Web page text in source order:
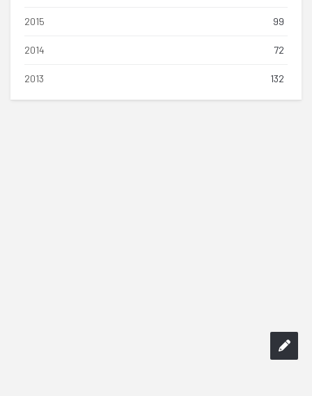
2015 99
2014 72
2013 132